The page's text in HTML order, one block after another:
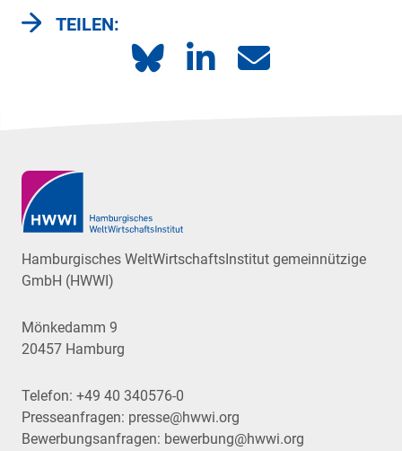
TEILEN:
Hamburgisches WeltWirtschaftsInstitut gemeinnützige
GmbH (HWWI)
Mönkedamm 9
20457 Hamburg
Telefon: +49 40 340576-0
Presseanfragen: presse@hwwi.org
Bewerbungsanfragen: bewerbung@hwwi.org